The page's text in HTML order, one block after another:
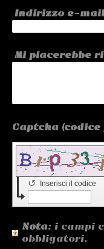
Indirizzo e-
Mi piacerebbe
Inserisci il codice
↺
Nota : i campi
obbligatori.